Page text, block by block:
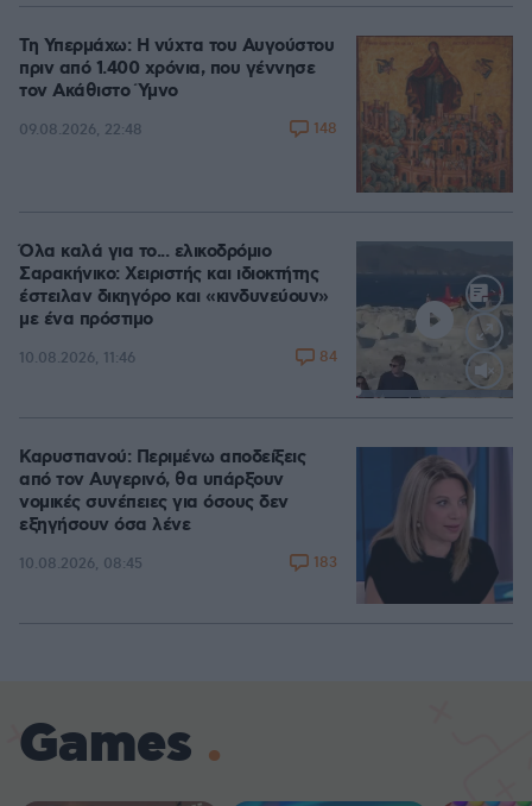
Τη Υπερμάχω: Η νύχτα του Αυγούστου
πριν από 1.400 χρόνια, που γέννησε
τον Ακάθιστο Ύμνο
09.08.2026, 22:48 148
Loaded
Όλα καλά για το... ελικοδρόμιο
Σαρακήνικο: Χειριστής και ιδιοκτήτης
έστειλαν δικηγόρο και «κινδυνεύουν»
με ένα πρόστιμο
10.08.2026, 11:46 84
Καρυστιανού: Περιμένω αποδείξεις
από τον Αυγερινό, θα υπάρξουν
νομικές συνέπειες για όσους δεν
εξηγήσουν όσα λένε
10.08.2026, 08:45 183
Games